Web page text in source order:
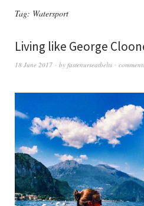
Tag: Watersport
Living like George
18 June 2017 by fastenurseatbelts